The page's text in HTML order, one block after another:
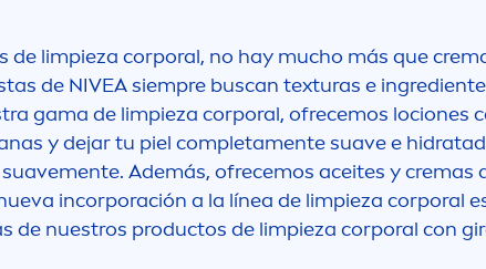
limpieza corporal, no hay mucho más que
de NIVEAsiempre buscan texturas e
gama de limpieza corporal, ofrecemos lociones
y dejar tu piel completamente suave e
mente. Además, ofrecemos aceites y
incorporación a la línea de limpieza corporal
de nuestros productos de limpieza corporal con